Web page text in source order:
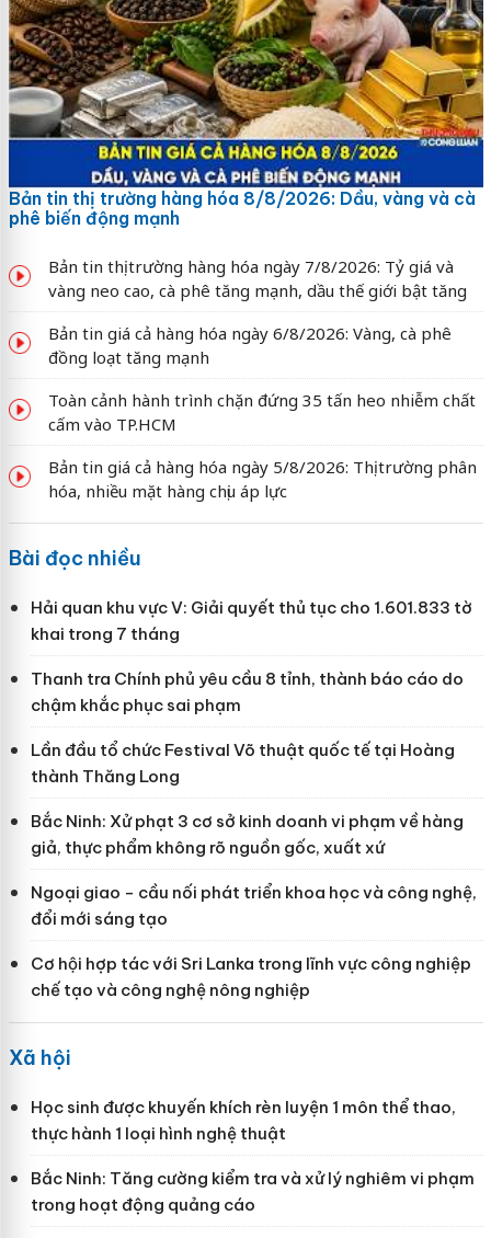
Bản tin thị trường hàng hóa 8/8/2026: Dầu, vàng và cà
phê biến động mạnh
Bản tin thị trường hàng hóa ngày 7/8/2026: Tỷ giá và
vàng neo cao, cà phê tăng mạnh, dầu thế giới bật tăng
Bản tin giá cả hàng hóa ngày 6/8/2026: Vàng, cà phê
đồng loạt tăng mạnh
Toàn cảnh hành trình chặn đứng 35 tấn heo nhiễm chất
cấm vào TP.HCM
Bản tin giá cả hàng hóa ngày 5/8/2026: Thị trường phân
hóa, nhiều mặt hàng chịu áp lực
Bài đọc nhiều
Hải quan khu vực V: Giải quyết thủ tục cho 1.601.833 tờ
khai trong 7 tháng
Thanh tra Chính phủ yêu cầu 8 tỉnh, thành báo cáo do
chậm khắc phục sai phạm
Lần đầu tổ chức Festival Võ thuật quốc tế tại Hoàng
thành Thăng Long
Bắc Ninh: Xử phạt 3 cơ sở kinh doanh vi phạm về hàng
giả, thực phẩm không rõ nguồn gốc, xuất xứ
Ngoại giao - cầu nối phát triển khoa học và công nghệ,
đổi mới sáng tạo
Cơ hội hợp tác với Sri Lanka trong lĩnh vực công nghiệp
chế tạo và công nghệ nông nghiệp
Xã hội
Học sinh được khuyến khích rèn luyện 1 môn thể thao,
thực hành 1 loại hình nghệ thuật
Bắc Ninh: Tăng cường kiểm tra và xử lý nghiêm vi phạm
trong hoạt động quảng cáo